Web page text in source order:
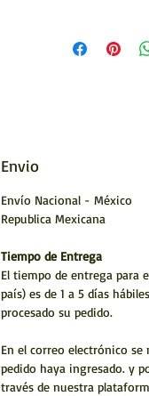
Envio
Envío Nacional - México
Republica Mexicana
Tiempo de Entrega
El tiempo de entrega para
país) es de 1 a 5 días
procesado su pedido.
En el correo electrónico
pedido haya ingresado. y
través de nuestra